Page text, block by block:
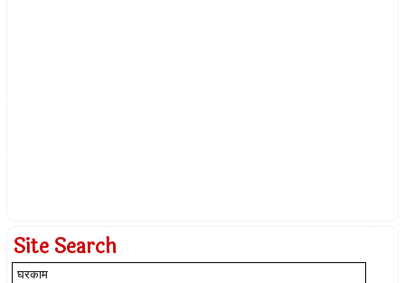
Site Search